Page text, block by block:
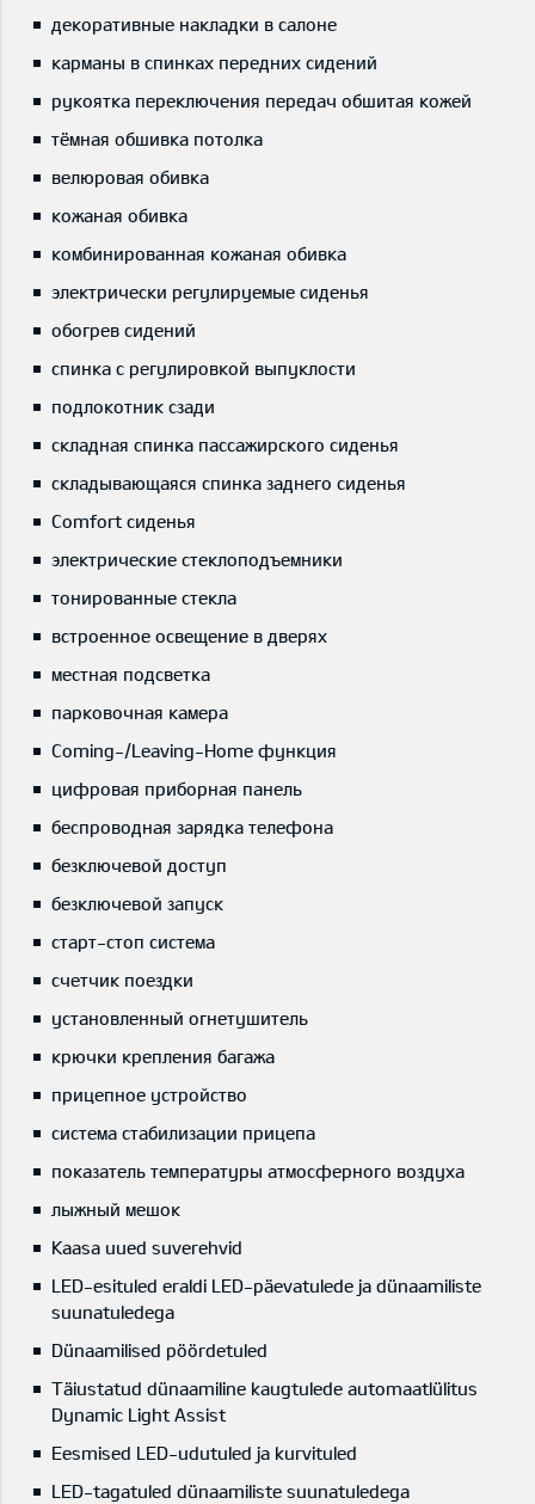
декоративные накладки в салоне
карманы в спинках передних сидений
рукоятка переключения передач обшитая кожей
тёмная обшивка потолка
велюровая обивка
кожаная обивка
комбинированная кожаная обивка
электрически регулируемые сиденья
обогрев сидений
спинка с регулировкой выпуклости
подлокотник сзади
складная спинка пассажирского сиденья
складывающаяся спинка заднего сиденья
Comfort сиденья
электрические стеклоподъемники
тонированные стекла
встроенное освещение в дверях
местная подсветка
парковочная камера
Coming-/Leaving-Home функция
цифровая приборная панель
беспроводная зарядка телефона
безключевой доступ
безключевой запуск
старт-стоп система
счетчик поездки
установленный огнетушитель
крючки крепления багажа
прицепное устройство
система стабилизации прицепа
показатель температуры атмосферного воздуха
лыжный мешок
Kaasa uued suverehvid
LED-esituled eraldi LED-päevatulede ja dünaamiliste
suunatuledega
Dünaamilised pöördetuled
Täiustatud dünaamiline kaugtulede automaatlülitus
Dynamic Light Assist
Eesmised LED-udutuled ja kurvituled
LED-tagatuled dünaamiliste suunatuledega